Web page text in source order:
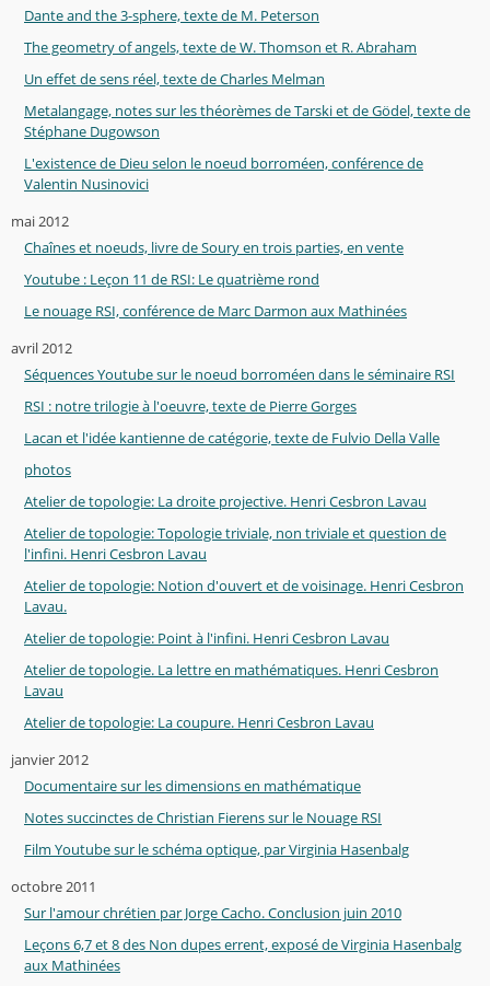
Dante and the 3-sphere, texte de M. Peterson
The geometry of angels, texte de W. Thomson et R. Abraham
Un effet de sens réel, texte de Charles Melman
Metalangage, notes sur les théorèmes de Tarski et de Gödel, texte de
Stéphane Dugowson
L'existence de Dieu selon le noeud borroméen, conférence de
Valentin Nusinovici
mai 2012
Chaînes et noeuds, livre de Soury en trois parties, en vente
Youtube : Leçon 11 de RSI: Le quatrième rond
Le nouage RSI, conférence de Marc Darmon aux Mathinées
avril 2012
Séquences Youtube sur le noeud borroméen dans le séminaire RSI
RSI : notre trilogie à l'oeuvre, texte de Pierre Gorges
Lacan et l'idée kantienne de catégorie, texte de Fulvio Della Valle
photos
Atelier de topologie: La droite projective. Henri Cesbron Lavau
Atelier de topologie: Topologie triviale, non triviale et question de
l'infini. Henri Cesbron Lavau
Atelier de topologie: Notion d'ouvert et de voisinage. Henri Cesbron
Lavau.
Atelier de topologie: Point à l'infini. Henri Cesbron Lavau
Atelier de topologie. La lettre en mathématiques. Henri Cesbron
Lavau
Atelier de topologie: La coupure. Henri Cesbron Lavau
janvier 2012
Documentaire sur les dimensions en mathématique
Notes succinctes de Christian Fierens sur le Nouage RSI
Film Youtube sur le schéma optique, par Virginia Hasenbalg
octobre 2011
Sur l'amour chrétien par Jorge Cacho. Conclusion juin 2010
Leçons 6,7 et 8 des Non dupes errent, exposé de Virginia Hasenbalg
aux Mathinées